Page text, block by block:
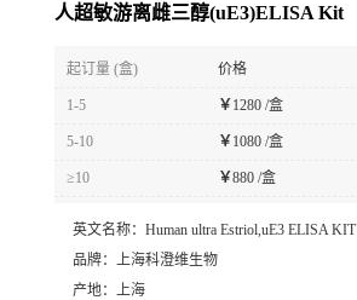
人超敏游离雌三醇(uE3)ELISA Kit
起订量 (盒) 价格
1-5 ￥1280 /盒
5-10 ￥1080 /盒
≥10 ￥880 /盒
英文名称： Human ultra Estriol,uE3 ELISA KIT
品牌：
上海科澄维生物
产地：
上海